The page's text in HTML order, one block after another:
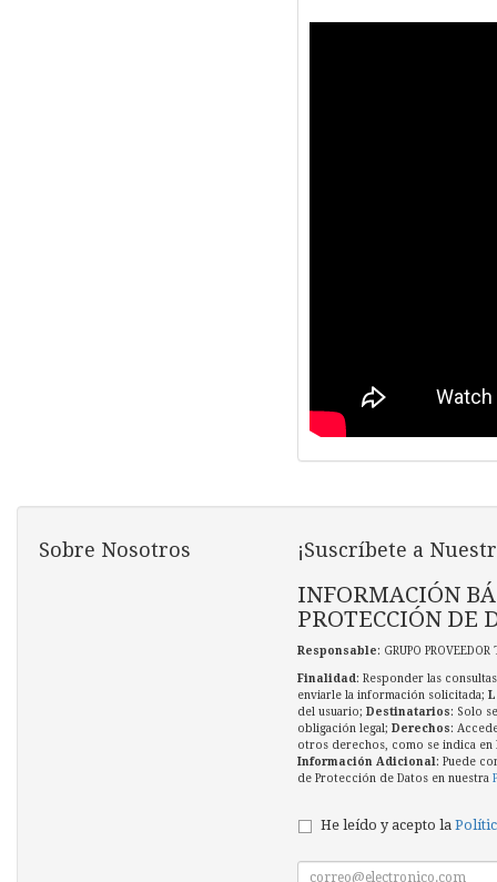
Sobre Nosotros ¡Suscríbete a
INFORMACIÓN
PROTECCIÓN DE
Responsable: GRUPO
Finalidad : Responder las
enviarle la información solicitada;
del usuario; Destinatarios: Solo
obligación legal; Derechos:
otros derechos, como se indica en
Información Adicional : Puede
de Protección de Datos en nuestra
He leído y acepto la